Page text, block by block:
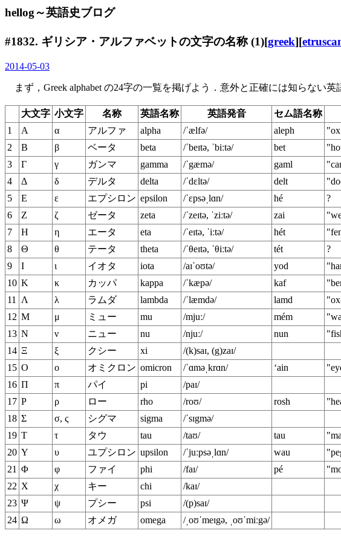
hellog～英語史ブログ
#1832. ギリシア・アルファベットの文字の名称 (1)[greek][
2014-05-03
まず，Greek alphabet の24字の一覧を掲げよう．意外と正確には知らない
大文字 小文字 名称 英語名称 英語発音 セム語名称
1
Α α アルファ alpha /ˈælfə/ aleph
2
Β β ベータ beta /ˈbeɪtə, ˈbiːtə/ bet
3
Γ γ ガンマ gamma /ˈgæmə/ gaml
4
Δ δ デルタ delta /ˈdɛltə/ delt
5
Ε ε エプシロン epsilon /ˈɛpsəˌlɑn/ hé
?
6
Ζ ζ ゼータ zeta /ˈzeɪtə, ˈziːtə/ zai
7
Η η エータ eta /ˈeɪtə, ˈiːtə/ hét
8
Θ θ テータ theta /ˈθeɪtə, ˈθiːtə/ tét
?
9
Ι ι イオタ iota /aɪˈoʊtə/ yod
10 Κ κ カッパ kappa /ˈkæpə/ kaf
11
Λ λ ラムダ lambda /ˈlæmdə/ lamd
12 Μ μ ミュー mu /mjuː/ mém
13 Ν ν ニュー nu /njuː/ nun
14 Ξ ξ クシー xi
/(k)saɪ, (g)zaɪ/
15 Ο ο オミクロン omicron /ˈɑməˌkrɑn/ ‘ain
16 Π π パイ pi
/paɪ/
17 Ρ ρ ロー rho /roʊ/ rosh
18 Σ σ, ς シグマ sigma
/ˈsɪgmə/
19 Τ τ タウ tau /taʊ/ tau
20 Υ υ ユプシロン upsilon /ˈjuːpsəˌlɑn/ wau
21 Φ φ ファイ phi /faɪ/ pé
22 Χ χ キー chi
/kaɪ/
23 Ψ ψ プシー psi
/(p)saɪ/
24 Ω ω オメガ omega /ˌoʊˈmeɪgə, ˌoʊˈmiːgə/